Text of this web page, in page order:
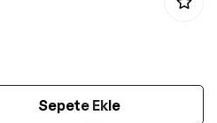
Sepete Ekle